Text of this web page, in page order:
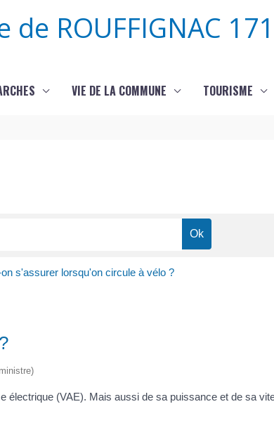
de ROUFFIGNAC
VIE DE LA COMMUNE TOURISME
s'assurer lorsqu'on circule à vélo ?
électrique (VAE). Mais aussi de sa puissance et de sa